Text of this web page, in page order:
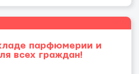
парфюмерии и
всех граждан!